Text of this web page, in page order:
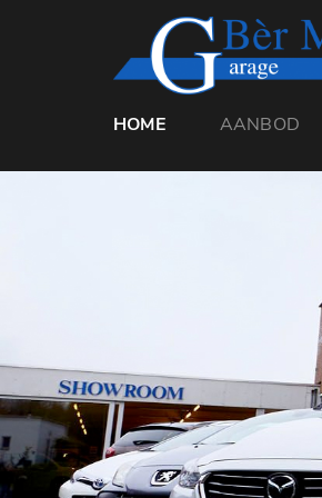
HOME AANBOD